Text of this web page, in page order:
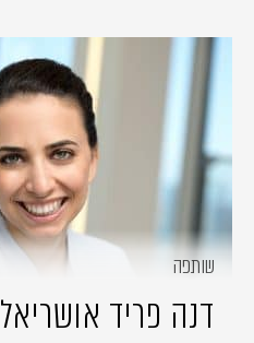
שותפה
דנה פריד אושריאל